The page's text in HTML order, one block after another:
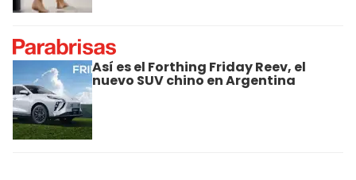
Así es el Forthing Friday Reev, el
nuevo SUV chino en Argentina